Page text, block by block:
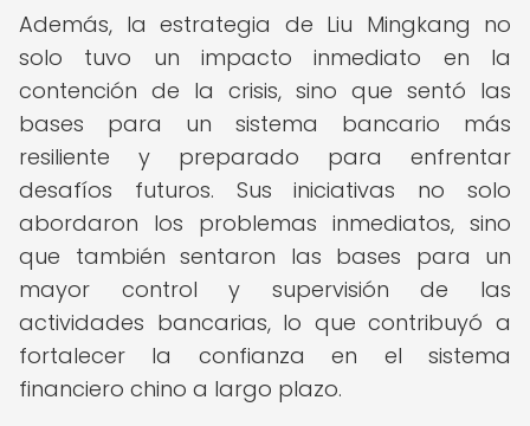
Además, la estrategia de Liu Mingkang no
solo tuvo un impacto inmediato en la
contención de la crisis, sino que sentó las
bases para un sistema bancario más
resiliente y preparado para enfrentar
desafíos futuros. Sus iniciativas no solo
abordaron los problemas inmediatos, sino
que también sentaron las bases para un
mayor control y supervisión de las
actividades bancarias, lo que contribuyó a
fortalecer la confianza en el sistema
financiero chino a largo plazo.